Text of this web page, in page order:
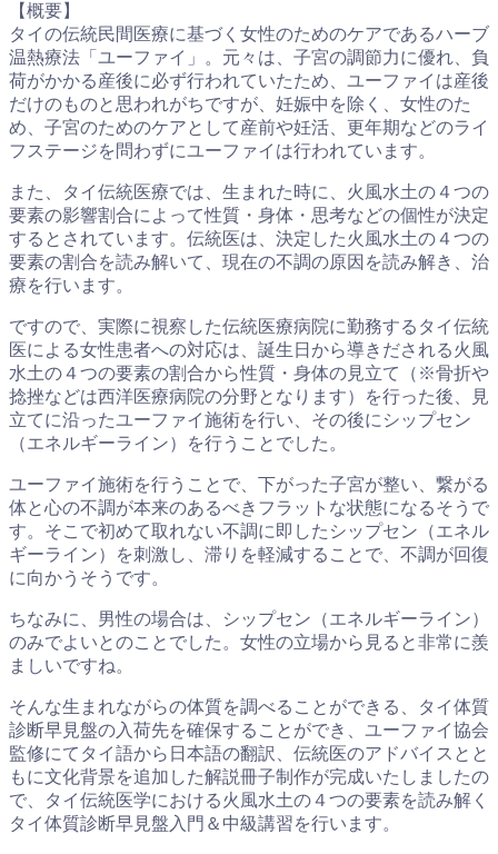
【概要】
タイの伝統民間医療に基づく女性のためのケアであるハーブ
温熱療法「ユーファイ」。元々は、子宮の調節力に優れ、負
荷がかかる産後に必ず行われていたため、ユーファイは産後
だけのものと思われがちですが、妊娠中を除く、女性のた
め、子宮のためのケアとして産前や妊活、更年期などのライ
フステージを問わずにユーファイは行われています。
また、タイ伝統医療では、生まれた時に、火風水土の４つの
要素の影響割合によって性質・身体・思考などの個性が決定
するとされています。伝統医は、決定した火風水土の４つの
要素の割合を読み解いて、現在の不調の原因を読み解き、治
療を行います。
ですので、実際に視察した伝統医療病院に勤務するタイ伝統
医による女性患者への対応は、誕生日から導きだされる火風
水土の４つの要素の割合から性質・身体の見立て（※骨折や
捻挫などは西洋医療病院の分野となります）を行った後、見
立てに沿ったユーファイ施術を行い、その後にシップセン
（エネルギーライン）を行うことでした。
ユーファイ施術を行うことで、下がった子宮が整い、繋がる
体と心の不調が本来のあるべきフラットな状態になるそうで
す。そこで初めて取れない不調に即したシップセン（エネル
ギーライン）を刺激し、滞りを軽減することで、不調が回復
に向かうそうです。
ちなみに、男性の場合は、シップセン（エネルギーライン）
のみでよいとのことでした。女性の立場から見ると非常に羨
ましいですね。
そんな生まれながらの体質を調べることができる、タイ体質
診断早見盤の入荷先を確保することができ、ユーファイ協会
監修にてタイ語から日本語の翻訳、伝統医のアドバイスとと
もに文化背景を追加した解説冊子制作が完成いたしましたの
で、タイ伝統医学における火風水土の４つの要素を読み解く
タイ体質診断早見盤入門＆中級講習を行います。